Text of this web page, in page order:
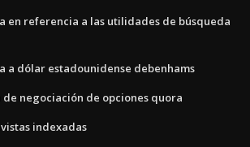
en referencia a las utilidades de búsqueda
a dólar estadounidense debenhams
negociación de opciones quora
indexadas